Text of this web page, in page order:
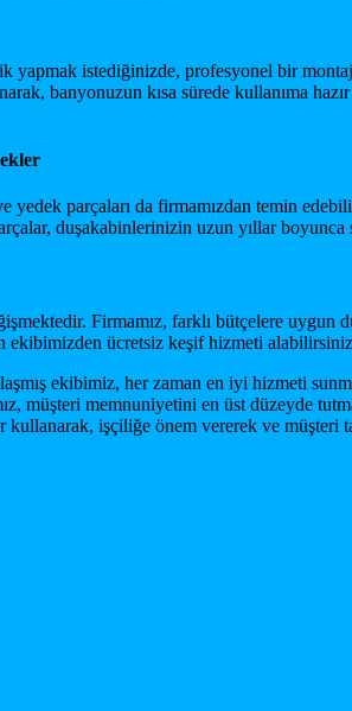
yapmak istediğinizde, profesyonel bir
banyonuzun kısa sürede kullanıma
parçaları da firmamızdan temin
duşakabinlerinizin uzun yıllar boyunca
Firmamız, farklı bütçelere uygun
ekibimizden ücretsiz keşif hizmeti
ekibimiz, her zaman en iyi hizmeti
memnuniyetini en üst düzeyde
işçiliğe önem vererek ve